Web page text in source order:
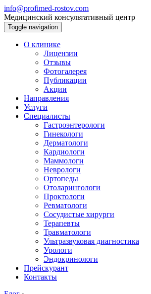
info@profimed-rostov.com
Медицинский консультативный центр
Toggle navigation
О клинике
Лицензии
Отзывы
Фотогалерея
Публикации
Акции
Направления
Услуги
Специалисты
Гастроэнтерологи
Гинекологи
Дерматологи
Кардиологи
Маммологи
Неврологи
Ортопеды
Отоларингологи
Проктологи
Ревматологи
Сосудистые хирурги
Терапевты
Травматологи
Ультразвуковая диагностика
Урологи
Эндокринологи
Прейскурант
Контакты